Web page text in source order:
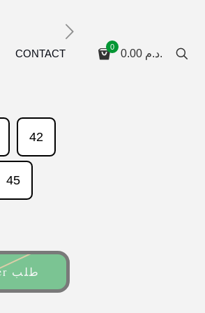
CONTACT
0
0.00 د.م.
42
45
Commander طلب